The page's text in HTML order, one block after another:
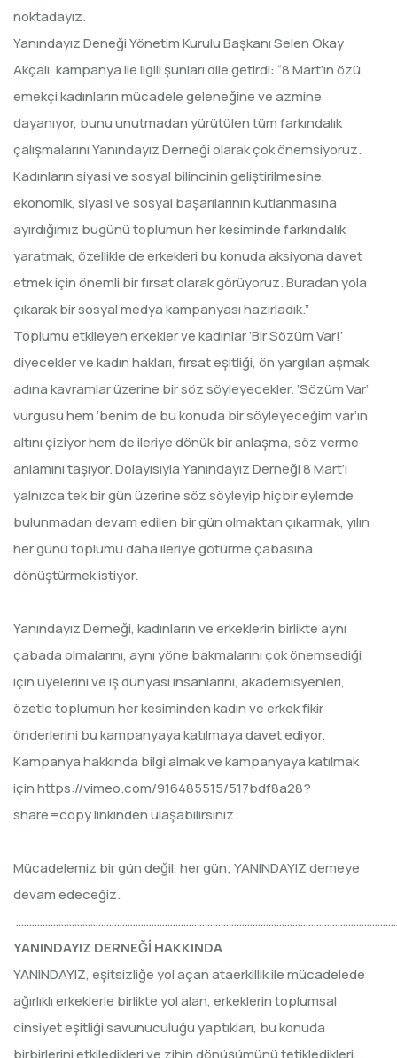
noktadayız.
Yanındayız Deneği Yönetim Kurulu Başkanı Selen Okay
Akçalı, kampanya ile ilgili şunları dile getirdi: “8 Mart’ın özü,
emekçi kadınların mücadele geleneğine ve azmine
dayanıyor, bunu unutmadan yürütülen tüm farkındalık
çalışmalarını Yanındayız Derneği olarak çok önemsiyoruz.
Kadınların siyasi ve sosyal bilincinin geliştirilmesine,
ekonomik, siyasi ve sosyal başarılarının kutlanmasına
ayırdığımız bugünü toplumun her kesiminde farkındalık
yaratmak, özellikle de erkekleri bu konuda aksiyona davet
etmek için önemli bir fırsat olarak görüyoruz. Buradan yola
çıkarak bir sosyal medya kampanyası hazırladık.”
Toplumu etkileyen erkekler ve kadınlar ‘Bir Sözüm Var!’
diyecekler ve kadın hakları, fırsat eşitliği, ön yargıları aşmak
adına kavramlar üzerine bir söz söyleyecekler. ‘Sözüm Var’
vurgusu hem ‘benim de bu konuda bir söyleyeceğim var’ın
altını çiziyor hem de ileriye dönük bir anlaşma, söz verme
anlamını taşıyor. Dolayısıyla Yanındayız Derneği 8 Mart’ı
yalnızca tek bir gün üzerine söz söyleyip hiçbir eylemde
bulunmadan devam edilen bir gün olmaktan çıkarmak, yılın
her günü toplumu daha ileriye götürme çabasına
dönüştürmek istiyor.
Yanındayız Derneği, kadınların ve erkeklerin birlikte aynı
çabada olmalarını, aynı yöne bakmalarını çok önemsediği
için üyelerini ve iş dünyası insanlarını, akademisyenleri,
özetle toplumun her kesiminden kadın ve erkek fikir
önderlerini bu kampanyaya katılmaya davet ediyor.
Kampanya hakkında bilgi almak ve kampanyaya katılmak
içinhttps://vimeo.com/916485515/517bdf8a28?
share=copylinkinden ulaşabilirsiniz.
Mücadelemiz bir gün değil, her gün; YANINDAYIZ demeye
devam edeceğiz.
YANINDAYIZ DERNEĞİ HAKKINDA
YANINDAYIZ, eşitsizliğe yol açan ataerkillik ile mücadelede
ağırlıklı erkeklerle birlikte yol alan, erkeklerin toplumsal
cinsiyet eşitliği savunuculuğu yaptıkları, bu konuda
birbirlerini etkiledikleri ve zihin dönüşümünü tetikledikleri,